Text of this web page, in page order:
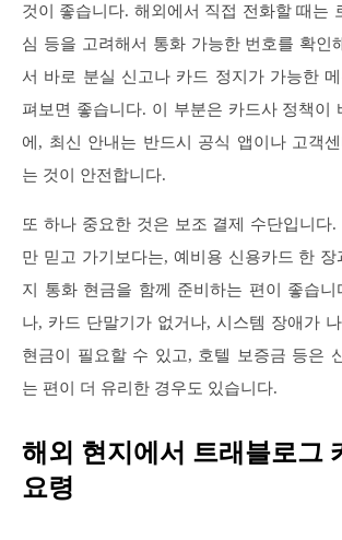
것이 좋습니다. 해외에서 직접 전화할 때는
심 등을 고려해서 통화 가능한 번호를 확인
서 바로 분실 신고나 카드 정지가 가능한
펴보면 좋습니다. 이 부분은 카드사 정책이
에, 최신 안내는 반드시 공식 앱이나 고객
는 것이 안전합니다.
또 하나 중요한 것은 보조 결제 수단입니다
만 믿고 가기보다는, 예비용 신용카드 한 장
지 통화 현금을 함께 준비하는 편이 좋습니
나, 카드 단말기가 없거나, 시스템 장애가
현금이 필요할 수 있고, 호텔 보증금 등은
는 편이 더 유리한 경우도 있습니다.
해외 현지에서 트래블로그
요령